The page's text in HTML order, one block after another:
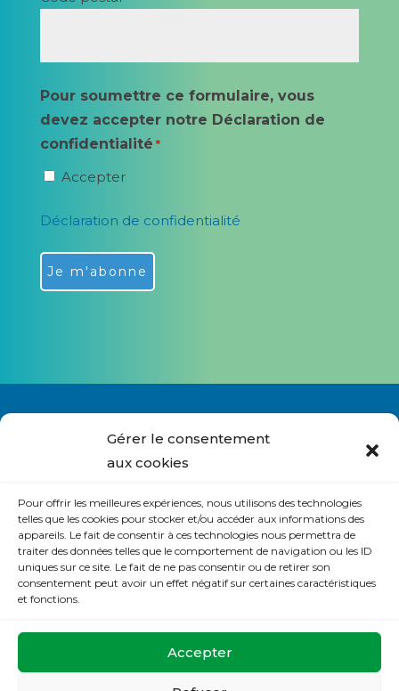
Gérer le consentement
aux cookies
Pour offrir les meilleures expériences, nous utilisons des technologies
telles que les cookies pour stocker et/ou accéder aux informations des
appareils. Le fait de consentir à ces technologies nous permettra de
traiter des données telles que le comportement de navigation ou les ID
uniques sur ce site. Le fait de ne pas consentir ou de retirer son
consentement peut avoir un effet négatif sur certaines caractéristiques
et fonctions.
Accepter
Pour soumettre ce formulaire, vous
devez accepter notre Déclaration de
confidentialité *
Accepter
Déclaration de confidentialité
Nous contacter
S’abonner à la lettre du site
Politique de cookies (UE)
Déclaration de confidentialité (UE)